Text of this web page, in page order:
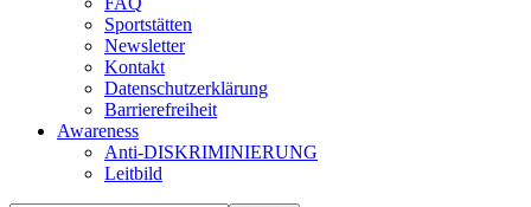
Sportstätten
Newsletter
Kontakt
Datenschutzerklärung
Barrierefreiheit
Awareness
Anti-DISKRIMINIERUNG
Leitbild